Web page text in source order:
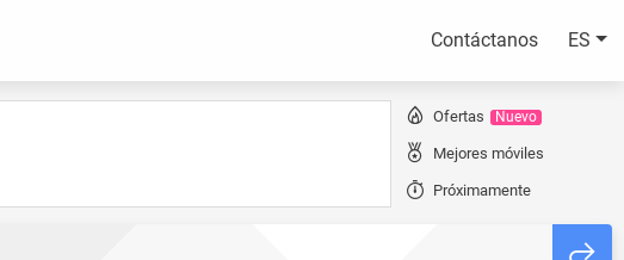
Contáctanos ES
Ofertas Nuevo
Mejores móviles
Próximamente